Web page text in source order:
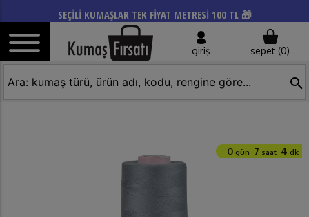
SEÇİLİ KUMAŞLAR TEK FİYAT METRESİ 100 TL 🎁
giriş sepet (0)
search
0gün 7 saat 4 dk